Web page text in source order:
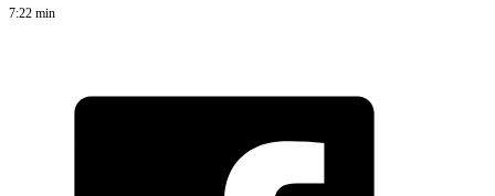
7:22 min